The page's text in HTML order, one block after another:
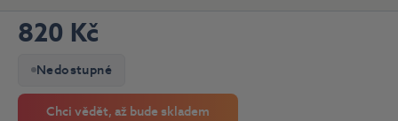
820 Kč
Nedostupné
Chci vědět, až bude skladem